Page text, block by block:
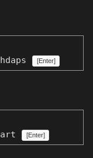
[Enter]
[Enter]